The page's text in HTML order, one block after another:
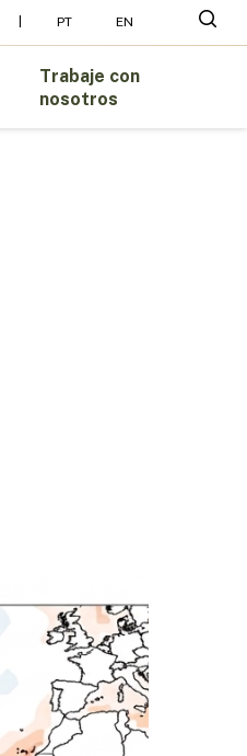
PT EN
Trabaje con
nosotros
Menu